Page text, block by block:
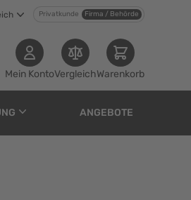
Privatkunde Firma / Behörde
Mein KontoVergleichWarenkorb
ANGEBOTE